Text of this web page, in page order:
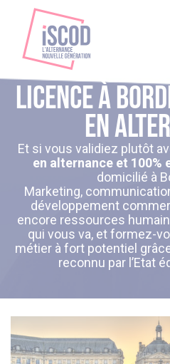
Licence à
en
Et si vous validiez plutôt
en alternance et 100%
domicilié à
Marketing,
développement
encore ressources
qui vous va, et formez-
métier à fort potentiel
reconnu par l’Etat